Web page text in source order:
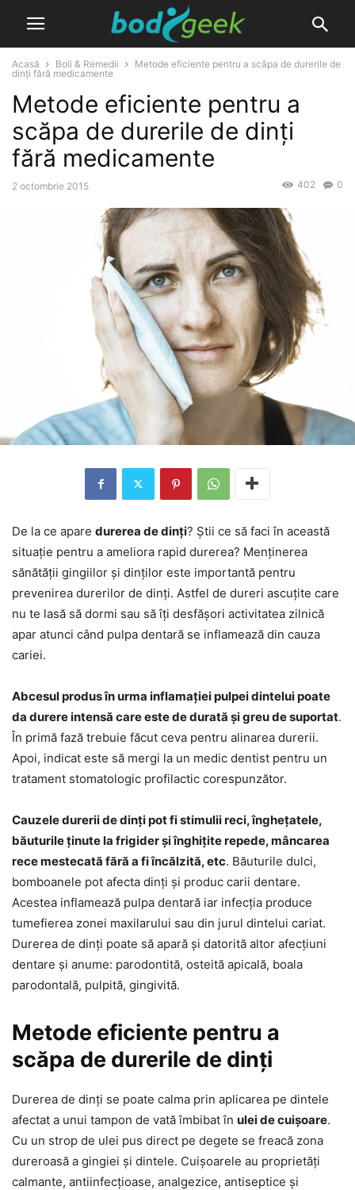
Acasă Boli & Remedii
Metode eficiente pentru a scăpa de durerile de
dinți fără medicamente
Metode eficiente pentru a
scăpa de durerile de dinți
fără medicamente
2 octombrie 2015 0
402
De la ce apare durerea de dinți? Știi ce să faci în această
situație pentru a ameliora rapid durerea? Menținerea
sănătății gingiilor și dinților este importantă pentru
prevenirea durerilor de dinți. Astfel de dureri ascuțite care
nu te lasă să dormi sau să îți desfășori activitatea zilnică
apar atunci când pulpa dentară se inflamează din cauza
cariei.
Abcesul produs în urma inflamației pulpei dintelui poate
da durere intensă care este de durată și greu de suportat.
În primă fază trebuie făcut ceva pentru alinarea durerii.
Apoi, indicat este să mergi la un medic dentist pentru un
tratament stomatologic profilactic corespunzător.
Cauzele durerii de dinți pot fi stimulii reci, înghețatele,
băuturile ținute la frigider și înghițite repede, mâncarea
rece mestecată fără a fi încălzită, etc. Băuturile dulci,
bomboanele pot afecta dinți și produc carii dentare.
Acestea inflamează pulpa dentară iar infecția produce
tumefierea zonei maxilarului sau din jurul dintelui cariat.
Durerea de dinți poate să apară și datorită altor afecțiuni
dentare și anume: parodontită, osteită apicală, boala
parodontală, pulpită, gingivită.
Metode eficiente pentru a
scăpa de durerile de dinți
Durerea de dinți se poate calma prin aplicarea pe dintele
afectat a unui tampon de vată îmbibat în ulei de cuișoare.
Cu un strop de ulei pus direct pe degete se freacă zona
dureroasă a gingiei și dintele. Cuișoarele au proprietăți
calmante, antiinfecțioase, analgezice, antiseptice și